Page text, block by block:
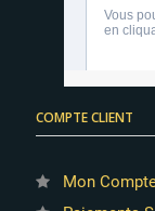
COMPTE CLIENT
Mon